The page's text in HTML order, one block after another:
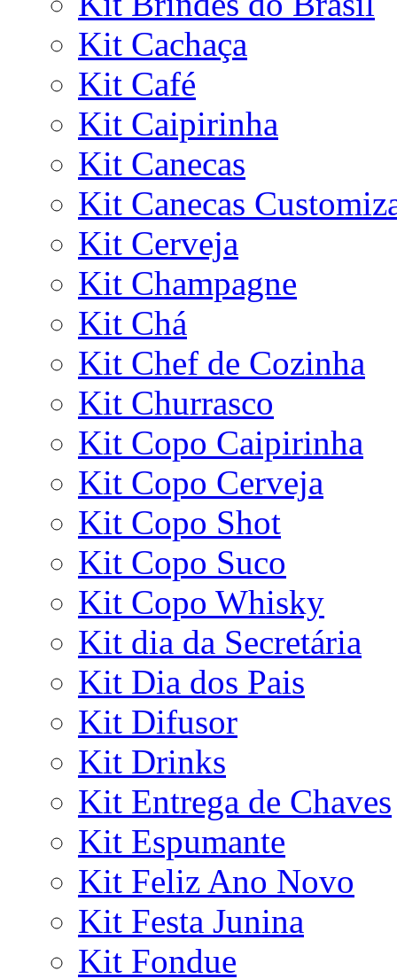
Kit Cachaça
Kit Café
Kit Caipirinha
Kit Canecas
Kit Canecas
Kit Cerveja
Kit Champagne
Kit Chá
Kit Chef de Cozinha
Kit Churrasco
Kit Copo Caipirinha
Kit Copo Cerveja
Kit Copo Shot
Kit Copo Suco
Kit Copo Whisky
Kit dia da Secretária
Kit Dia dos Pais
Kit Difusor
Kit Drinks
Kit Entrega de Chaves
Kit Espumante
Kit Feliz Ano Novo
Kit Festa Junina
Kit Fondue